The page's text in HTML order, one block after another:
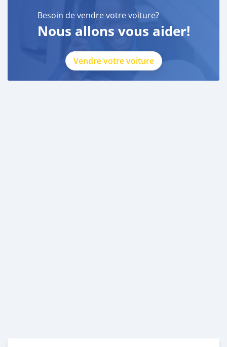
Besoin de vendre votre voiture?
Nous allons vous aider!
Vendre votre voiture